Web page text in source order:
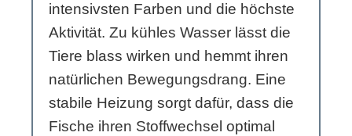
intensivsten Farben und die höchste
Aktivität. Zu kühles Wasser lässt die
Tiere blass wirken und hemmt ihren
natürlichen Bewegungsdrang. Eine
stabile Heizung sorgt dafür, dass die
Fische ihren Stoffwechsel optimal